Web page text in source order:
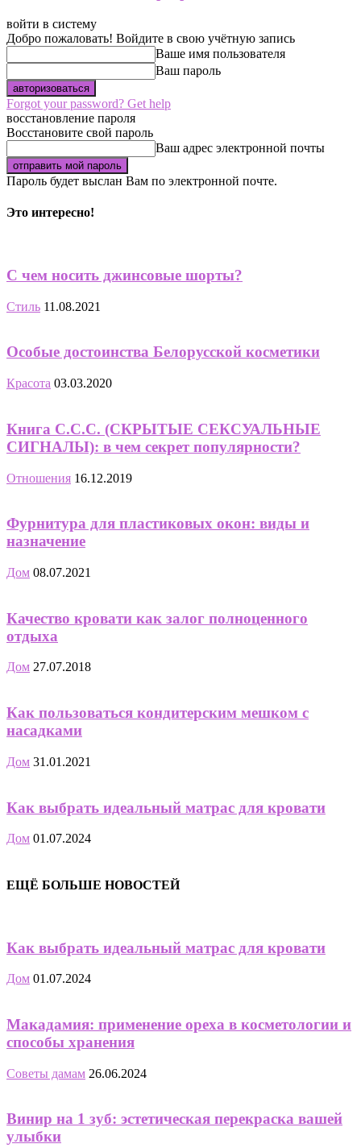
войти в систему
Добро пожаловать! Войдите в свою учётную запись
Ваше имя пользователя
Ваш пароль
Forgot your password? Get help
восстановление пароля
Восстановите свой пароль
Ваш адрес электронной почты
Пароль будет выслан Вам по электронной почте.
Это интересно!
С чем носить джинсовые шорты?
Стиль 11.08.2021
Особые достоинства Белорусской косметики
Красота 03.03.2020
Книга С.С.С. (СКРЫТЫЕ СЕКСУАЛЬНЫЕ
СИГНАЛЫ): в чем секрет популярности?
Отношения 16.12.2019
Фурнитура для пластиковых окон: виды и
назначение
Дом 08.07.2021
Качество кровати как залог полноценного
отдыха
Дом 27.07.2018
Как пользоваться кондитерским мешком с
насадками
Дом 31.01.2021
Как выбрать идеальный матрас для кровати
Дом 01.07.2024
ЕЩЁ БОЛЬШЕ НОВОСТЕЙ
Как выбрать идеальный матрас для кровати
Дом 01.07.2024
Макадамия: применение ореха в косметологии и
способы хранения
Советы дамам 26.06.2024
Винир на 1 зуб: эстетическая перекраска вашей
улыбки